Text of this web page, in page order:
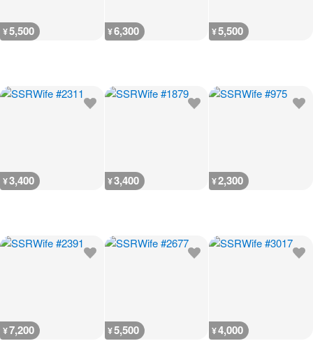
¥5,500 ¥6,300 ¥5,500
¥3,400 ¥3,400 ¥2,300
¥7,200 ¥5,500 ¥4,000